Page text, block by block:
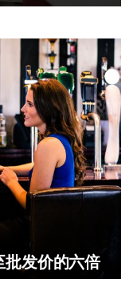
批发价的六倍